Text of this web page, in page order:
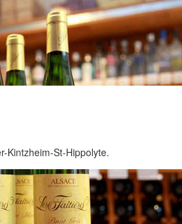
Kintzheim-St-Hippolyte.